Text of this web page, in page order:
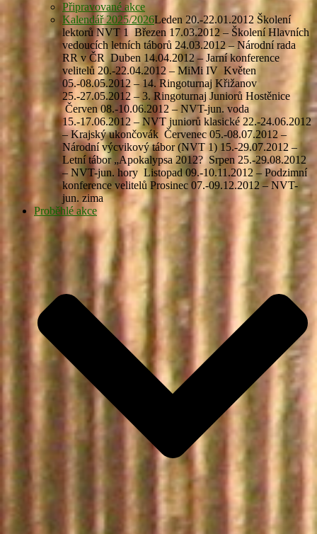
Připravované akce
Kalendář 2025/2026Leden 20.-22.01.2012 Školení
lektorů NVT 1 Březen 17.03.2012 – Školení Hlavních
vedoucích letních táborů 24.03.2012 – Národní rada
RR v ČR Duben 14.04.2012 – Jarní konference
velitelů 20.-22.04.2012 – MiMi IV Květen
05.-08.05.2012 – 14. Ringoturnaj Křižanov
25.-27.05.2012 – 3. Ringoturnaj Juniorů Hostěnice
Červen 08.-10.06.2012 – NVT-jun. voda
15.-17.06.2012 – NVT juniorů klasické 22.-24.06.2012
– Krajský ukončovák Červenec 05.-08.07.2012 –
Národní výcvikový tábor (NVT 1) 15.-29.07.2012 –
Letní tábor „Apokalypsa 2012? Srpen 25.-29.08.2012
– NVT-jun. hory Listopad 09.-10.11.2012 – Podzimní
konference velitelů Prosinec 07.-09.12.2012 – NVT-
jun. zima
Proběhlé akce